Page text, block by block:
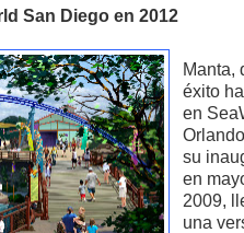
San Diego en 2012
Manta,
éxito
en
su
en
2009,
una